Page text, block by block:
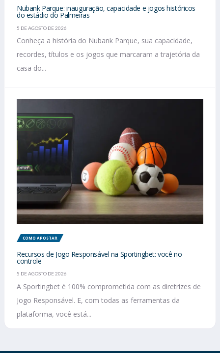
Nubank Parque: inauguração, capacidade e jogos históricos
do estádio do Palmeiras
5 DE AGOSTO DE 2026
Conheça a história do Nubank Parque, sua capacidade,
recordes, títulos e os jogos que marcaram a trajetória da
casa do...
COMO APOSTAR
Recursos de Jogo Responsável na Sportingbet: você no
controle
5 DE AGOSTO DE 2026
A Sportingbet é 100% comprometida com as diretrizes de
Jogo Responsável. E, com todas as ferramentas da
plataforma, você está...